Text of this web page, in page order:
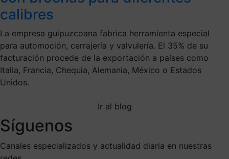
calibres
La empresa guipuzcoana fabrica herramienta especial
para automoción, cerrajería y valvulería. El 35% de su
facturación procede de la exportación a países como
Italia, Francia, Chequia, Alemania, México o Estados
Unidos.
Ir al blog
Síguenos
Canales especializados y actualidad diaria en nuestras